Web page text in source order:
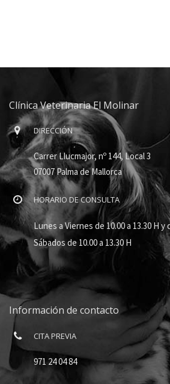
Clínica Veterinaria El Molinar
DIRECCIÓN
Carrer Llucmajor, nº 144, Local 3
07007 Palma de Mallorca
HORARIO DE CONSULTA
Lunes a Viernes de 10.00 a 13.30 H y
Sábados de 10.00 a 13.30 H
Información de contacto
CITA PREVIA
971 24 04 84